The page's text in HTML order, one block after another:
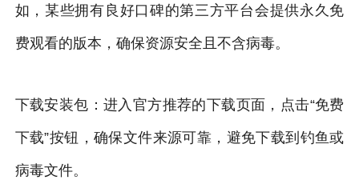
如，某些拥有良好口碑的第三方平台会提供永久免
费观看的版本，确保资源安全且不含病毒。
下载安装包：进入官方推荐的下载页面，点击“免费
下载”按钮，确保文件来源可靠，避免下载到钓鱼或
病毒文件。